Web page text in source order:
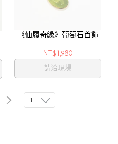
《仙履奇緣》葡萄石首飾
NT$1,980
請洽現場
1